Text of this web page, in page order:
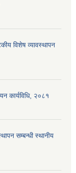
विशेष व्यावस्थापन
कार्यविधि, २०८१
सम्बन्धी स्थानीय